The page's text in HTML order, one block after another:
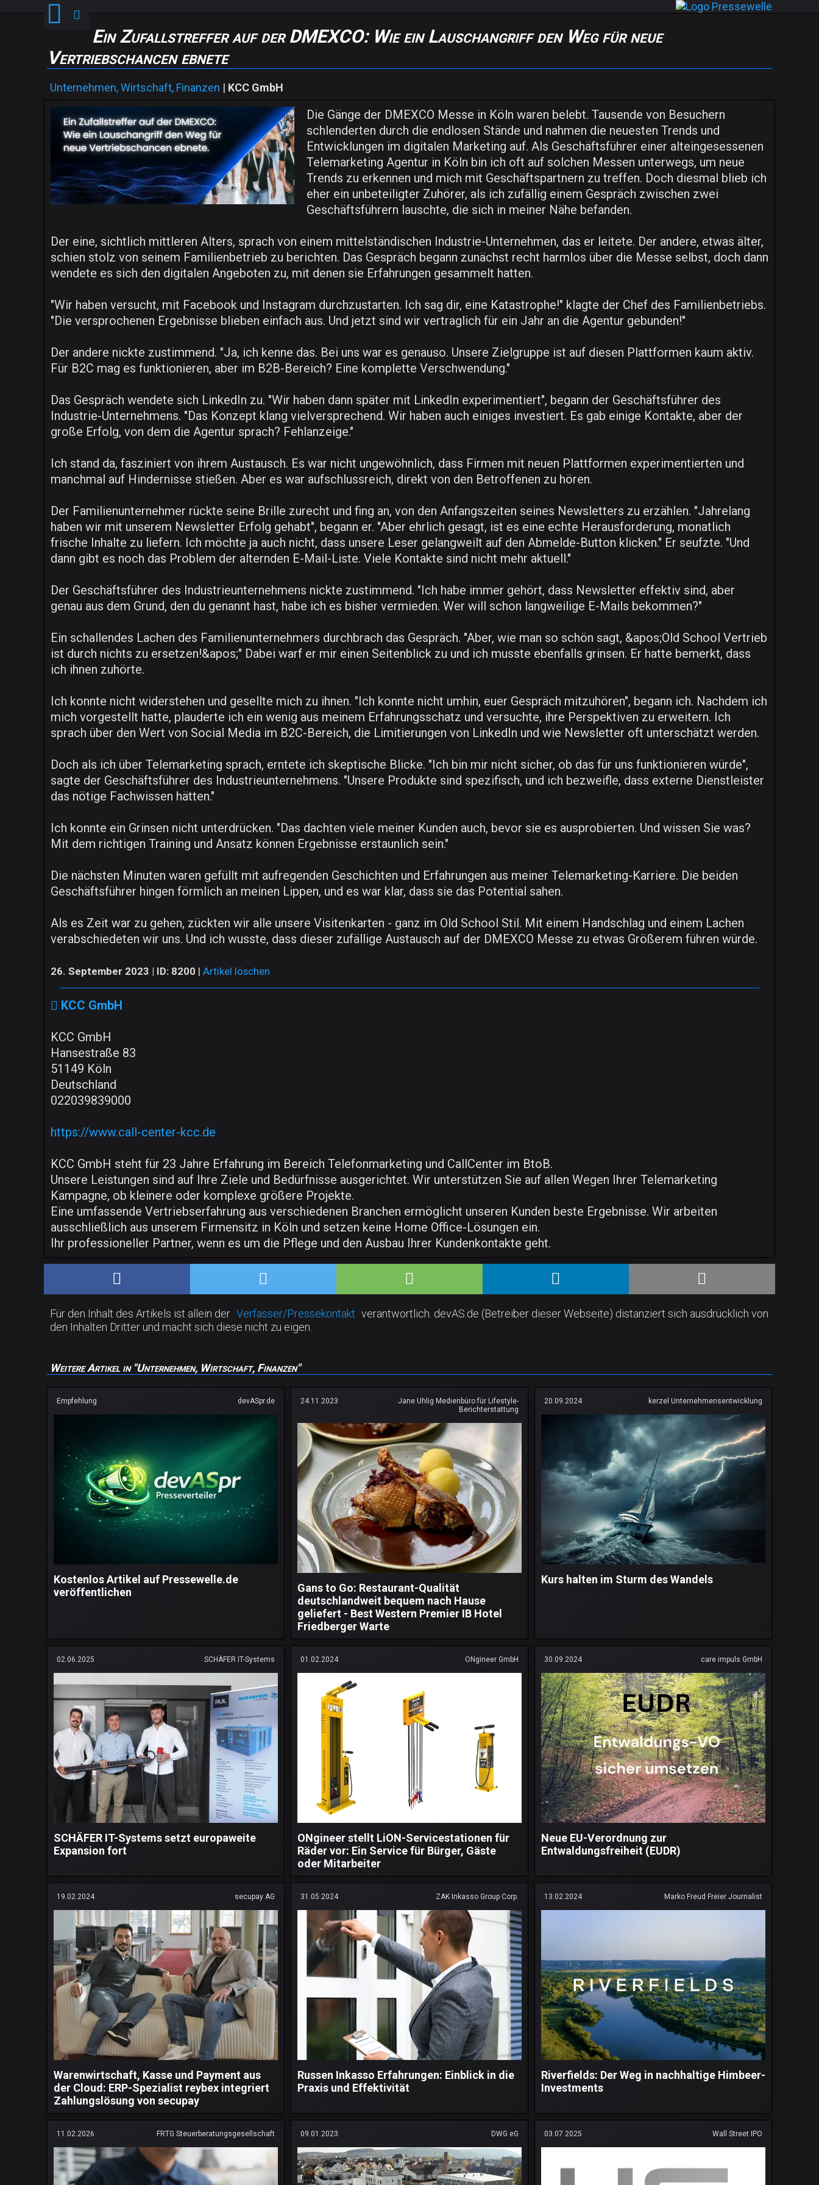
Ein Zufallstreffer auf der DMEXCO: Wie ein Lauschangriff den Weg für neue
Vertriebschancen ebnete
Unternehmen, Wirtschaft, Finanzen | KCC GmbH
Die Gänge der DMEXCO Messe in Köln waren belebt. Tausende von Besuchern
schlenderten durch die endlosen Stände und nahmen die neuesten Trends und
Entwicklungen im digitalen Marketing auf. Als Geschäftsführer einer alteingesessenen
Telemarketing Agentur in Köln bin ich oft auf solchen Messen unterwegs, um neue
Trends zu erkennen und mich mit Geschäftspartnern zu treffen. Doch diesmal blieb ich
eher ein unbeteiligter Zuhörer, als ich zufällig einem Gespräch zwischen zwei
Geschäftsführern lauschte, die sich in meiner Nähe befanden.
Der eine, sichtlich mittleren Alters, sprach von einem mittelständischen Industrie-Unternehmen, das er leitete. Der andere, etwas älter,
schien stolz von seinem Familienbetrieb zu berichten. Das Gespräch begann zunächst recht harmlos über die Messe selbst, doch dann
wendete es sich den digitalen Angeboten zu, mit denen sie Erfahrungen gesammelt hatten.
"Wir haben versucht, mit Facebook und Instagram durchzustarten. Ich sag dir, eine Katastrophe!" klagte der Chef des Familienbetriebs.
"Die versprochenen Ergebnisse blieben einfach aus. Und jetzt sind wir vertraglich für ein Jahr an die Agentur gebunden!"
Der andere nickte zustimmend. "Ja, ich kenne das. Bei uns war es genauso. Unsere Zielgruppe ist auf diesen Plattformen kaum aktiv.
Für B2C mag es funktionieren, aber im B2B-Bereich? Eine komplette Verschwendung."
Das Gespräch wendete sich LinkedIn zu. "Wir haben dann später mit LinkedIn experimentiert", begann der Geschäftsführer des
Industrie-Unternehmens. "Das Konzept klang vielversprechend. Wir haben auch einiges investiert. Es gab einige Kontakte, aber der
große Erfolg, von dem die Agentur sprach? Fehlanzeige."
Ich stand da, fasziniert von ihrem Austausch. Es war nicht ungewöhnlich, dass Firmen mit neuen Plattformen experimentierten und
manchmal auf Hindernisse stießen. Aber es war aufschlussreich, direkt von den Betroffenen zu hören.
Der Familienunternehmer rückte seine Brille zurecht und fing an, von den Anfangszeiten seines Newsletters zu erzählen. "Jahrelang
haben wir mit unserem Newsletter Erfolg gehabt", begann er. "Aber ehrlich gesagt, ist es eine echte Herausforderung, monatlich
frische Inhalte zu liefern. Ich möchte ja auch nicht, dass unsere Leser gelangweilt auf den Abmelde-Button klicken." Er seufzte. "Und
dann gibt es noch das Problem der alternden E-Mail-Liste. Viele Kontakte sind nicht mehr aktuell."
Der Geschäftsführer des Industrieunternehmens nickte zustimmend. "Ich habe immer gehört, dass Newsletter effektiv sind, aber
genau aus dem Grund, den du genannt hast, habe ich es bisher vermieden. Wer will schon langweilige E-Mails bekommen?"
Ein schallendes Lachen des Familienunternehmers durchbrach das Gespräch. "Aber, wie man so schön sagt, &apos;Old School Vertrieb
ist durch nichts zu ersetzen!&apos;" Dabei warf er mir einen Seitenblick zu und ich musste ebenfalls grinsen. Er hatte bemerkt, dass
ich ihnen zuhörte.
Ich konnte nicht widerstehen und gesellte mich zu ihnen. "Ich konnte nicht umhin, euer Gespräch mitzuhören", begann ich. Nachdem ich
mich vorgestellt hatte, plauderte ich ein wenig aus meinem Erfahrungsschatz und versuchte, ihre Perspektiven zu erweitern. Ich
sprach über den Wert von Social Media im B2C-Bereich, die Limitierungen von LinkedIn und wie Newsletter oft unterschätzt werden.
Doch als ich über Telemarketing sprach, erntete ich skeptische Blicke. "Ich bin mir nicht sicher, ob das für uns funktionieren würde",
sagte der Geschäftsführer des Industrieunternehmens. "Unsere Produkte sind spezifisch, und ich bezweifle, dass externe Dienstleister
das nötige Fachwissen hätten."
Ich konnte ein Grinsen nicht unterdrücken. "Das dachten viele meiner Kunden auch, bevor sie es ausprobierten. Und wissen Sie was?
Mit dem richtigen Training und Ansatz können Ergebnisse erstaunlich sein."
Die nächsten Minuten waren gefüllt mit aufregenden Geschichten und Erfahrungen aus meiner Telemarketing-Karriere. Die beiden
Geschäftsführer hingen förmlich an meinen Lippen, und es war klar, dass sie das Potential sahen.
Als es Zeit war zu gehen, zückten wir alle unsere Visitenkarten - ganz im Old School Stil. Mit einem Handschlag und einem Lachen
verabschiedeten wir uns. Und ich wusste, dass dieser zufällige Austausch auf der DMEXCO Messe zu etwas Größerem führen würde.
26. September 2023 | ID: 8200 Artikel löschen
KCC GmbH
KCC GmbH
Hansestraße 83
51149 Köln
Deutschland
022039839000
https://www.call-center-kcc.de
KCC GmbH steht für 23 Jahre Erfahrung im Bereich Telefonmarketing und CallCenter im BtoB.
Unsere Leistungen sind auf Ihre Ziele und Bedürfnisse ausgerichtet. Wir unterstützen Sie auf allen Wegen Ihrer Telemarketing
Kampagne, ob kleinere oder komplexe größere Projekte.
Eine umfassende Vertriebserfahrung aus verschiedenen Branchen ermöglicht unseren Kunden beste Ergebnisse. Wir arbeiten
ausschließlich aus unserem Firmensitz in Köln und setzen keine Home Office-Lösungen ein.
Ihr professioneller Partner, wenn es um die Pflege und den Ausbau Ihrer Kundenkontakte geht.
Für den Inhalt des Artikels ist allein der Verfasser/Pressekontakt verantwortlich. devAS.de (Betreiber dieser Webseite) distanziert sich ausdrücklich von
den Inhalten Dritter und macht sich diese nicht zu eigen.
Weitere Artikel in "Unternehmen, Wirtschaft, Finanzen"
Empfehlung devASpr.de
Kostenlos Artikel auf Pressewelle.de
veröffentlichen
24.11.2023
Jane Uhlig Medienbüro für Lifestyle-
Berichterstattung
Gans to Go: Restaurant-Qualität
deutschlandweit bequem nach Hause
geliefert - Best Western Premier IB Hotel
Friedberger Warte
20.09.2024 kerzel Unternehmensentwicklung
Kurs halten im Sturm des Wandels
02.06.2025 SCHÄFER IT-Systems
SCHÄFER IT-Systems setzt europaweite
Expansion fort
01.02.2024 ONgineer GmbH
ONgineer stellt LiON-Servicestationen für
Räder vor: Ein Service für Bürger, Gäste
oder Mitarbeiter
30.09.2024 care impuls GmbH
Neue EU-Verordnung zur
Entwaldungsfreiheit (EUDR)
19.02.2024 secupay AG
Warenwirtschaft, Kasse und Payment aus
der Cloud: ERP-Spezialist reybex integriert
Zahlungslösung von secupay
31.05.2024 ZAK Inkasso Group Corp.
Russen Inkasso Erfahrungen: Einblick in die
Praxis und Effektivität
13.02.2024 Marko Freud Freier Journalist
Riverfields: Der Weg in nachhaltige Himbeer-
Investments
11.02.2026 FRTG Steuerberatungsgesellschaft 09.01.2023 DWG eG 03.07.2025 Wall Street IPO